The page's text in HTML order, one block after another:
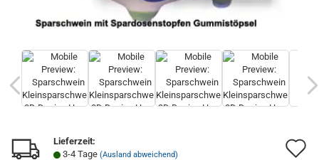
Lieferzeit:
3-4 Tage (Ausland abweichend)